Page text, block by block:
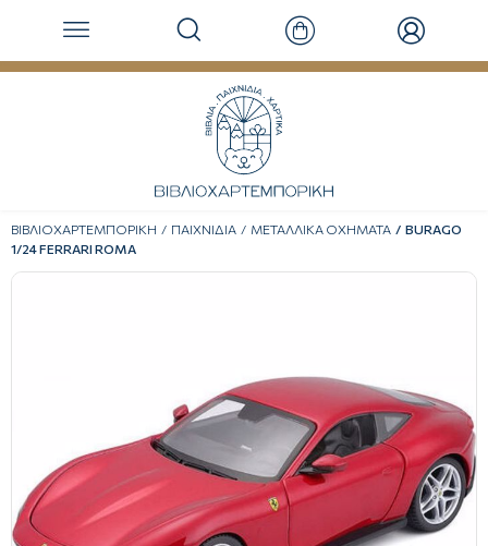
ΒΙΒΛΙΟΧΑΡΤΕΜΠΟΡΙΚΗ ΠΑΙΧΝΙΔΙΑ ΜΕΤΑΛΛΙΚΑ ΟΧΗΜΑΤΑ
BURAGO
1/24 FERRARI ROMA